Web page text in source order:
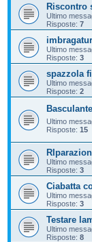
Riscontro
Ultimo
Risposte: 7
Ultimo
Risposte: 3
spazzola
Ultimo
Risposte: 2
Ultimo
Risposte: 15
Ultimo
Risposte: 3
Ciabatta
Ultimo
Risposte: 3
Testare
Ultimo
Risposte: 8